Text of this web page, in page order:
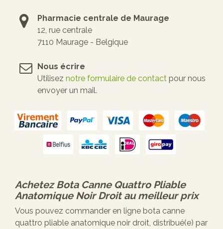
Pharmacie centrale de Maurage
12, rue centrale
7110 Maurage - Belgique
Nous écrire
Utilisez notre formulaire de contact pour nous
envoyer un mail.
AchetezBota Canne Quattro Pliable
Anatomique Noir Droitau meilleur prix
Vous pouvez commander en ligne bota canne
quattro pliable anatomique noir droit, distribué(e) par